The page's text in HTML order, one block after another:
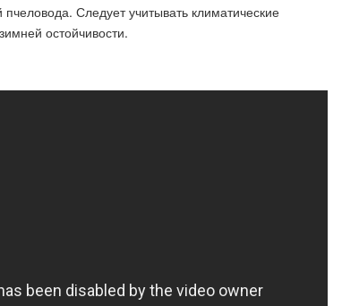
Следует учитывать климатические
остойчивости.